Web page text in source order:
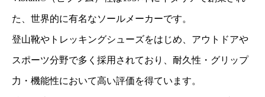
た、世界的に有名なソールメーカーです。
登山靴やトレッキングシューズをはじめ、アウトドアや
スポーツ分野で多く採用されており、耐久性・グリップ
力・機能性において高い評価を得ています。